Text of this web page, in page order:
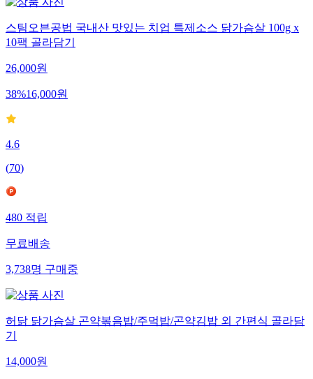
스팀오븐공법 국내산 맛있는 치업 특제소스 닭가슴살 100g x
10팩 골라담기
26,000원
38%16,000원
4.6
(70)
480적립
무료배송
3,738명구매중
허닭 닭가슴살 곤약볶음밥/주먹밥/곤약김밥 외 간편식 골라담
기
14,000원